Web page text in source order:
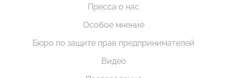
Пресса о нас
Особое мнение
Бюро по защите прав предпринимателей
Видео